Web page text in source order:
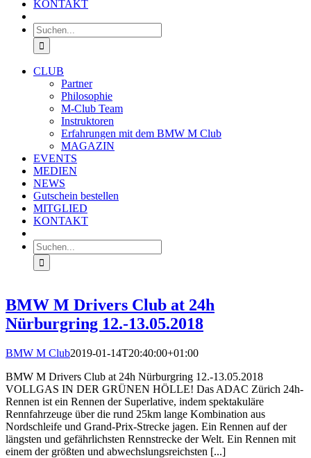
KONTAKT
Suche
nach:
CLUB
Partner
Philosophie
M-Club Team
Instruktoren
Erfahrungen mit dem BMW M Club
MAGAZIN
EVENTS
MEDIEN
NEWS
Gutschein bestellen
MITGLIED
KONTAKT
Suche
nach:
BMW M Drivers Club at 24h
Nürburgring 12.-13.05.2018
BMW M Club2019-01-14T20:40:00+01:00
BMW M Drivers Club at 24h Nürburgring 12.-13.05.2018
VOLLGAS IN DER GRÜNEN HÖLLE! Das ADAC Zürich 24h-
Rennen ist ein Rennen der Superlative, indem spektakuläre
Rennfahrzeuge über die rund 25km lange Kombination aus
Nordschleife und Grand-Prix-Strecke jagen. Ein Rennen auf der
längsten und gefährlichsten Rennstrecke der Welt. Ein Rennen mit
einem der größten und abwechslungsreichsten [...]